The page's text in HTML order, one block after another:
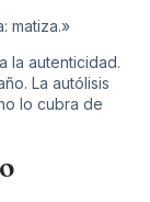
matiza.»
la autenticidad.
La autólisis
lo cubra de